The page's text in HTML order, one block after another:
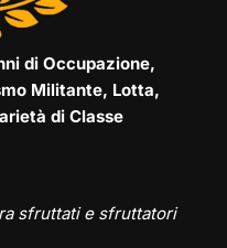
di Occupazione,
Militante, Lotta,
di Classe
sfruttati e sfruttatori